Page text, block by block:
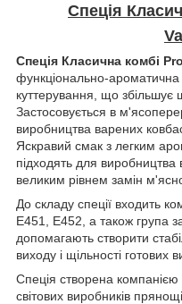
Спеція
Спеція Класична комбі
функціонально-
куттерування, що збільшує
Застосовується в
виробництва варених
Яскравий смак з легким
підходять для виробництва
великим рівнем замін
До складу спеції входить
Е451, Е452, а також група
допомагають створити
виходу і щільності готових
Спеція створена
світових виробників